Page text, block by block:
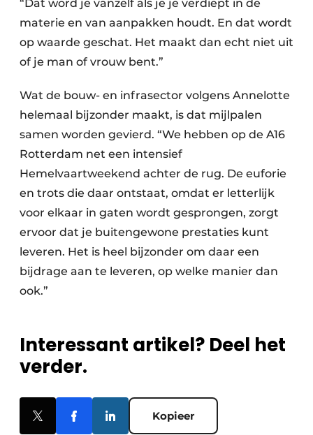
“Dat word je vanzelf als je je verdiept in de
materie en van aanpakken houdt. En dat wordt
op waarde geschat. Het maakt dan echt niet uit
of je man of vrouw bent.”
Wat de bouw- en infrasector volgens Annelotte
helemaal bijzonder maakt, is dat mijlpalen
samen worden gevierd. “We hebben op de A16
Rotterdam net een intensief
Hemelvaartweekend achter de rug. De euforie
en trots die daar ontstaat, omdat er letterlijk
voor elkaar in gaten wordt gesprongen, zorgt
ervoor dat je buitengewone prestaties kunt
leveren. Het is heel bijzonder om daar een
bijdrage aan te leveren, op welke manier dan
ook.”
Interessant artikel? Deel het
verder.
Kopieer